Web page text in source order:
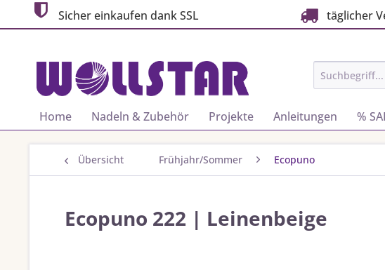
Sicher einkaufen dank SSL täglicher
Home Nadeln & Zubehör Projekte Anleitungen %
Übersicht Frühjahr/Sommer Ecopuno
Ecopuno 222 | Leinenbeige